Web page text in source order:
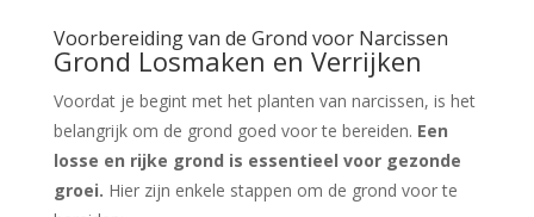
Voorbereiding van de Grond voor Narcissen
Grond Losmaken en Verrijken
Voordat je begint met het planten van narcissen, is het
belangrijk om de grond goed voor te bereiden. Een
losse en rijke grond is essentieel voor gezonde
groei. Hier zijn enkele stappen om de grond voor te